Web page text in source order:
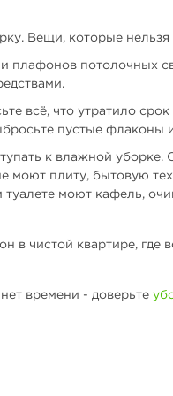
Вещи, которые нельзя
плафонов потолочных
всё, что утратило
пустые флаконы
к влажной уборке.
моют плиту, бытовую
моют кафель,
в чистой квартире, где
времени - доверьте